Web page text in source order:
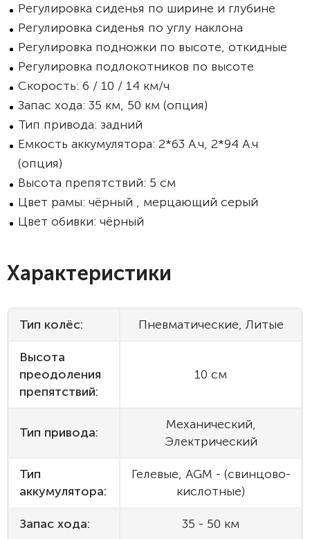
Регулировка сиденья по ширине и глубине
Регулировка сиденья по углу наклона
Регулировка подножки по высоте, откидные
Регулировка подлокотников по высоте
Скорость: 6 / 10 / 14 км/ч
Запас хода: 35 км, 50 км (опция)
Тип привода: задний
Емкость аккумулятора: 2*63 А.ч, 2*94 А.ч
(опция)
Высота препятствий: 5 см
Цвет рамы: чёрный , мерцающий серый
Цвет обивки: чёрный
Характеристики
Тип колёс: Пневматические, Литые
Высота
преодоления
препятствий:
10 см
Тип привода:
Механический,
Электрический
Тип
аккумулятора:
Гелевые, AGM - (свинцово-
кислотные)
Запас хода: 35 - 50 км